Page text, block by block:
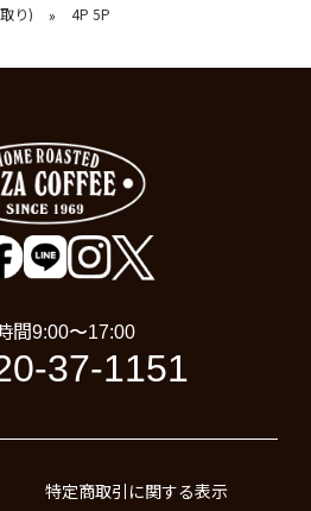
り) » 4P 5P
間9:00〜17:00
37-1151
特定商取引に関する表示